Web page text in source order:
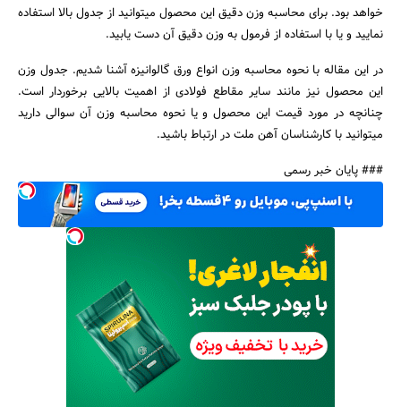
خواهد بود. برای محاسبه وزن دقیق این محصول میتوانید از جدول بالا استفاده
نمایید و یا با استفاده از فرمول به وزن دقیق آن دست یابید.
در این مقاله با نحوه محاسبه وزن انواع ورق گالوانیزه آشنا شدیم. جدول وزن
این محصول نیز مانند سایر مقاطع فولادی از اهمیت بالایی برخوردار است.
چنانچه در مورد قیمت این محصول و یا نحوه محاسبه وزن آن سوالی دارید
میتوانید با کارشناسان آهن ملت در ارتباط باشید.
### پایان خبر رسمی